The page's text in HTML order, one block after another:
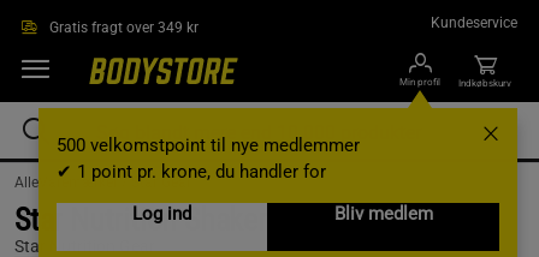
Gratis fragt over 349 kr Kundeservice
Min profil
500 velkomstpoint til nye medlemmer
✔ 1 point pr. krone, du handler for
Log ind
Bliv medlem
Indkøbskurv
AlleVaremærker /Star Gear
Star Nutrition Shaker Grey 800 ml
Star Nutrition Gear